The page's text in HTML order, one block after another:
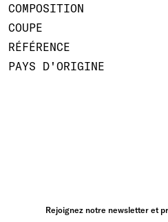
COMPOSITION
COUPE
RÉFÉRENCE
PAYS D'ORIGINE
Rejoignez notre newsletter et